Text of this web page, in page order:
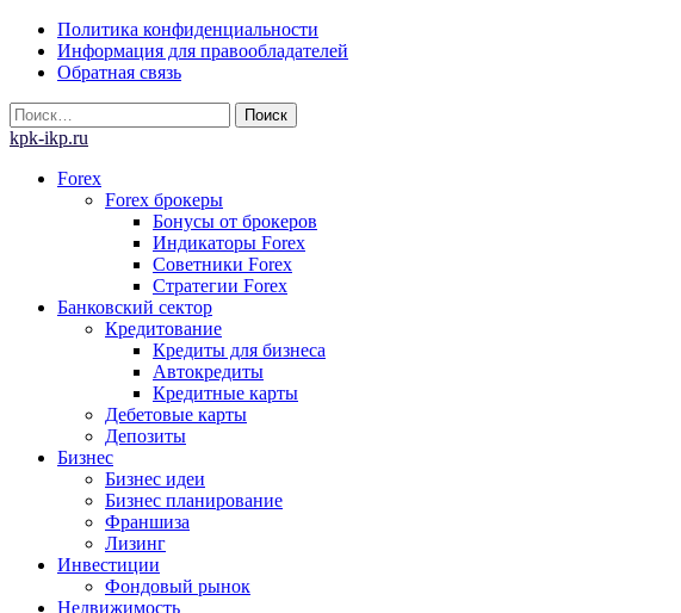
Skip
content
Политика конфиденциальности
Информация для правообладателей
Обратная связь
Найти:
kpk-ikp.ru
Forex
Forex брокеры
Бонусы от брокеров
Индикаторы Forex
Советники Forex
Стратегии Forex
Банковский сектор
Кредитование
Кредиты для бизнеса
Автокредиты
Кредитные карты
Дебетовые карты
Депозиты
Бизнес
Бизнес идеи
Бизнес планирование
Франшиза
Лизинг
Инвестиции
Фондовый рынок
Недвижимость